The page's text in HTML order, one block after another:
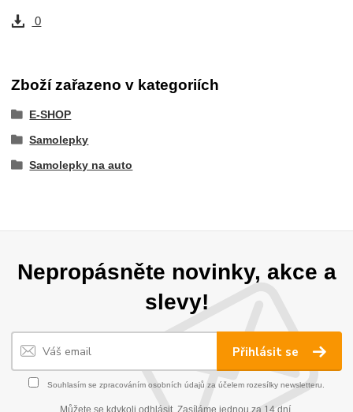
0
Zboží zařazeno v kategoriích
E-SHOP
Samolepky
Samolepky na auto
Nepropásněte novinky, akce a
slevy!
Přihlásit se
Souhlasím se zpracováním osobních údajů za účelem rozesílky newsletteru.
Můžete se kdykoli odhlásit. Zasíláme jednou za 14 dní.